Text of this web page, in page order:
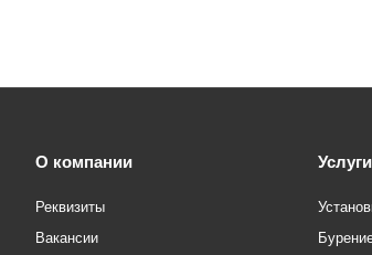
О компании
Реквизиты
Вакансии
Услуги